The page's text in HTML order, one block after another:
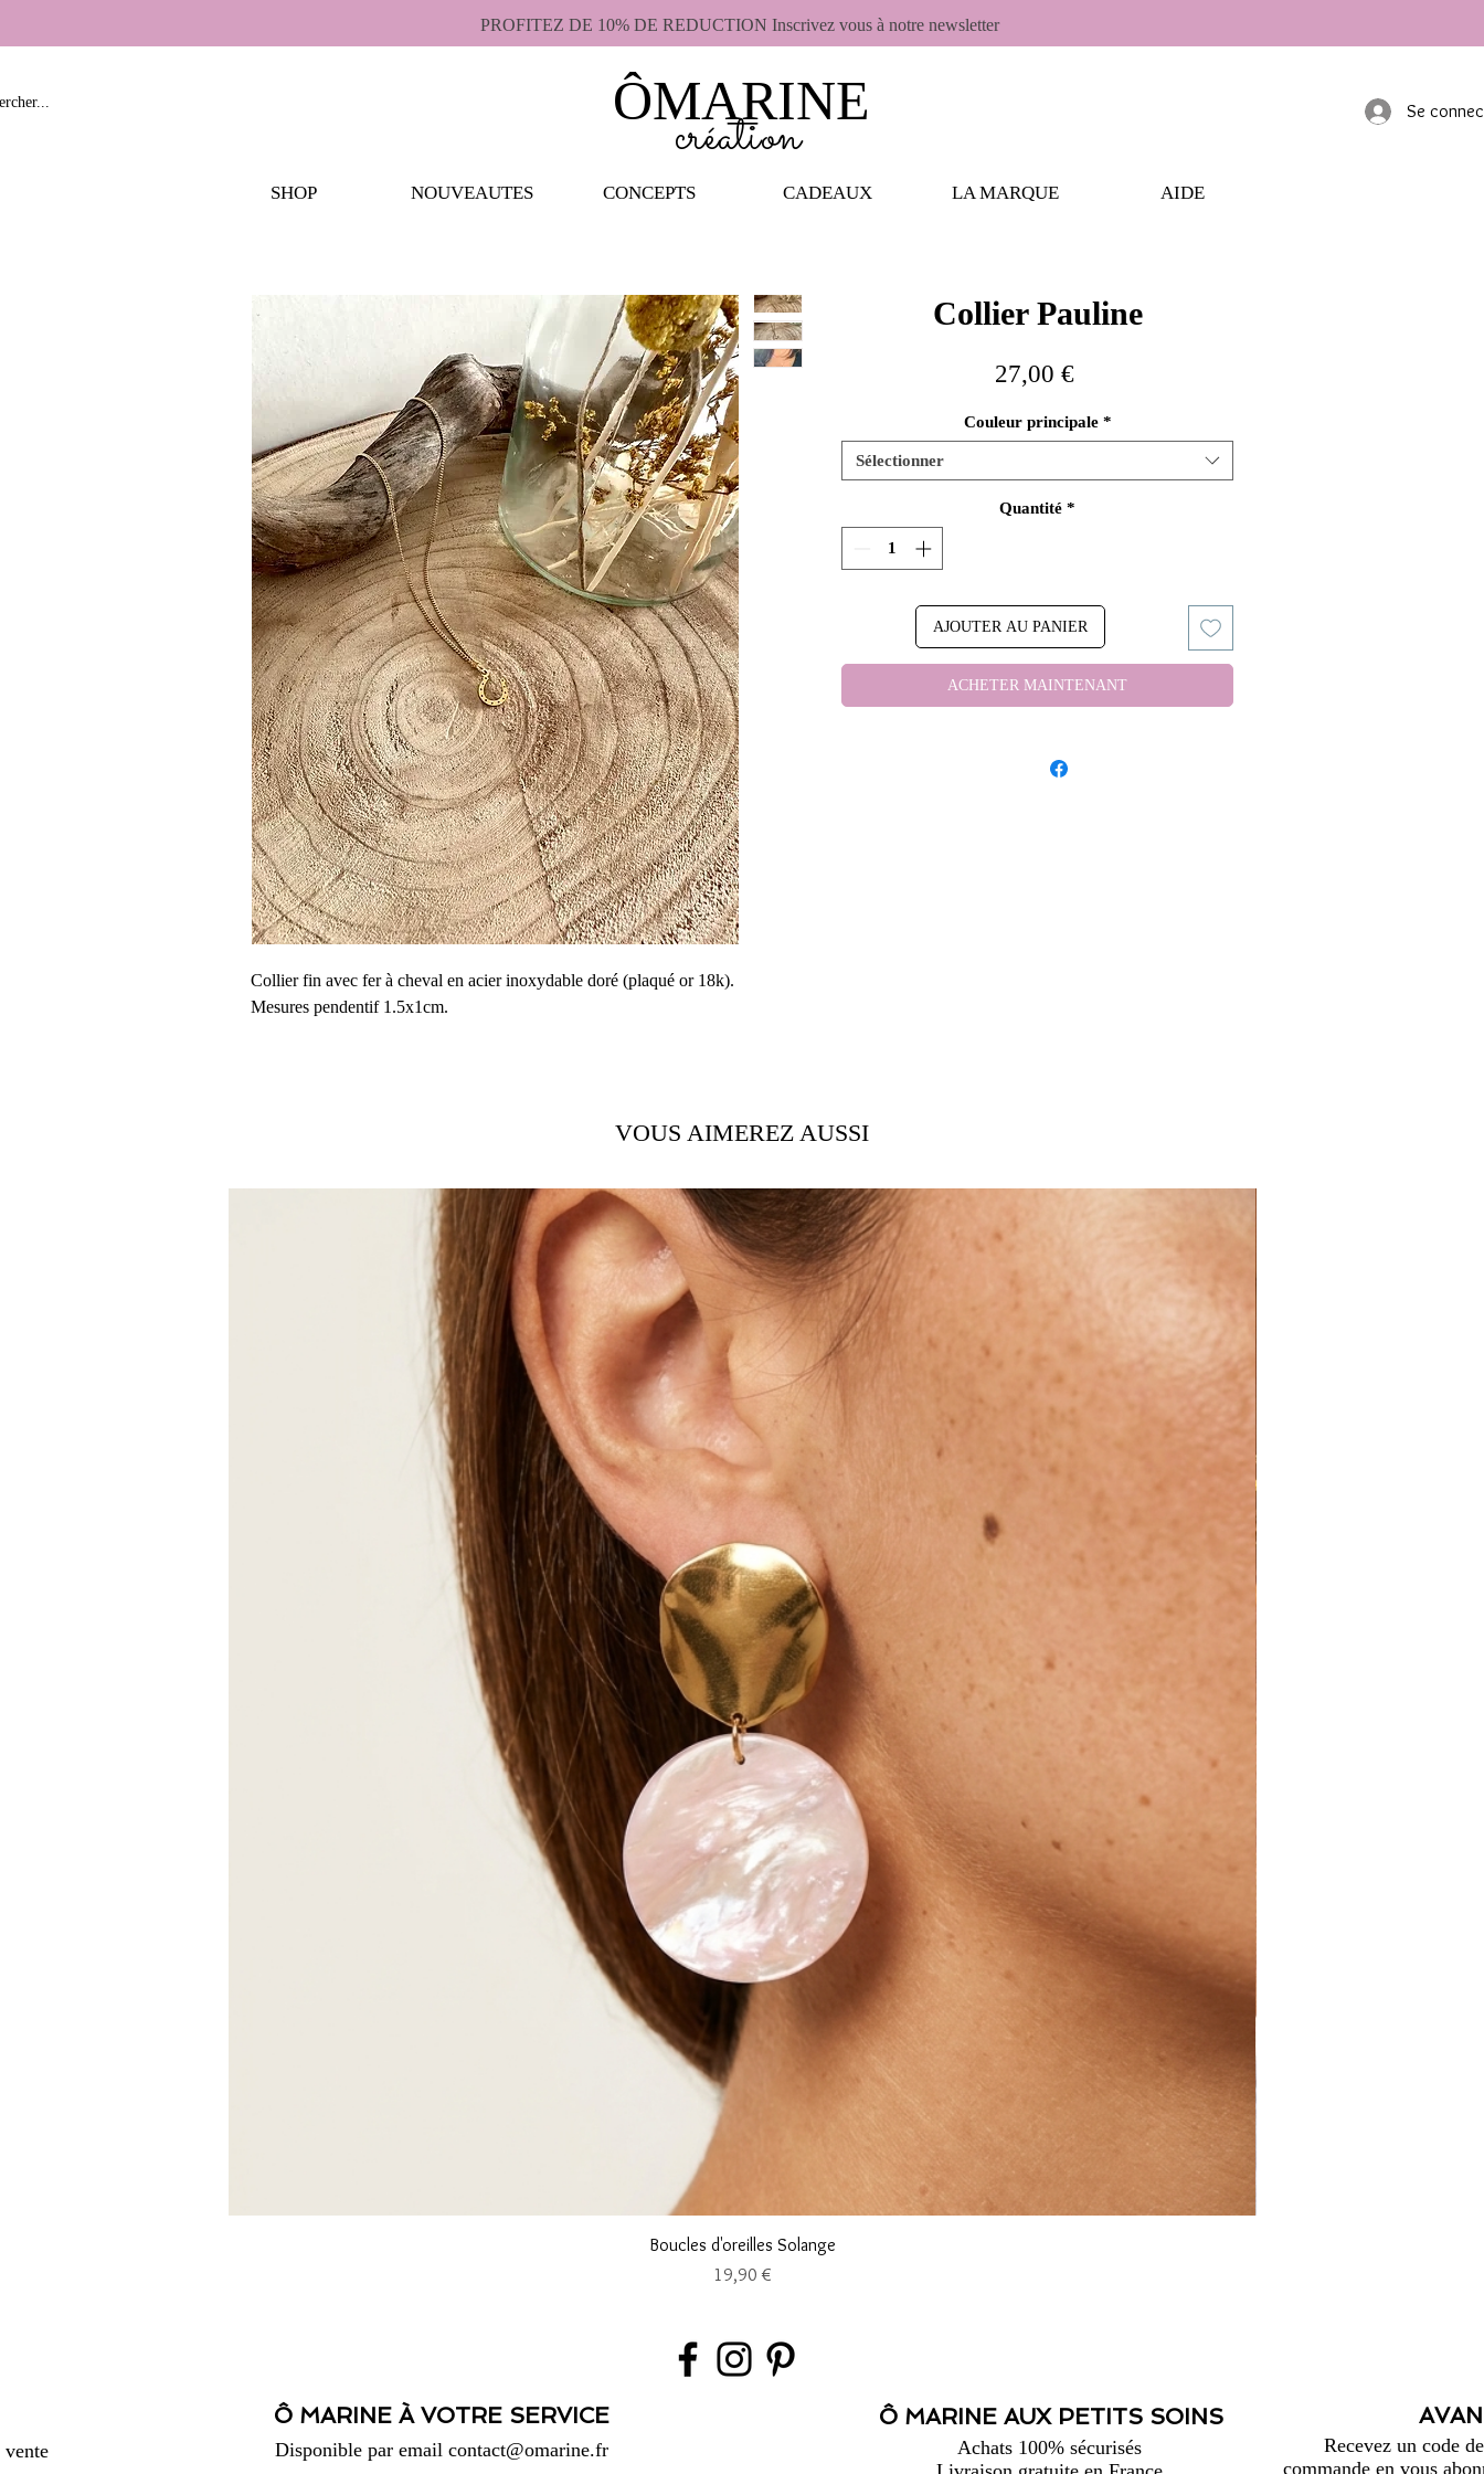
PROFITEZ DE 10% DE REDUCTION Inscrivez vous à notre newsletter
ÔMARINE
création Se
SHOP NOUVEAUTES CONCEPTS CADEAUX LA MARQUE AIDE
Collier fin avec fer à cheval en acier inoxydable doré (plaqué or 18k).
Mesures pendentif 1.5x1cm.
Envoyé par une petite entreprise basée ici :
Longueur du collier: 45 Centimètres
Matériaux : Acier, Inox, Or
Fermeture: Mousqueton
Collier Pauline
27,00 €Prix
Couleur principale *
Sélectionner
Quantité *
AJOUTER AU PANIER
ACHETER MAINTENANT
VOUS AIMEREZ AUSSI
Aperçu rapide
Boucles d'oreilles Solange
Prix
19,90 €
vente
Ô MARINE À VOTRE SERVICE
Disponible par email contact@omarine.fr
Ô MARINE AUX PETITS SOINS
Achats 100% sécurisés
Recevez un code
commande en vous